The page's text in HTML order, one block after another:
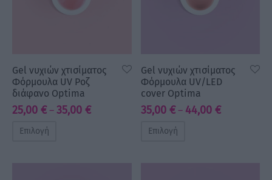
Gel νυχιών χτισίματος
Φόρμουλα UV Ροζ
διάφανο Optima
25,00 € – 35,00 €Price
Επιλογή
Gel νυχιών χτισίματος
Φόρμουλα UV/LED
cover Optima
35,00 € – 44,00 €Price
Επιλογή